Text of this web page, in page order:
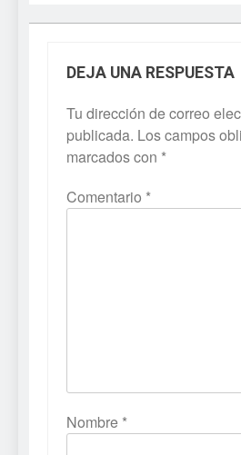
DEJA UNA RESPUESTA
Tu dirección de correo
publicada. Los campos
marcados con *
Comentario *
Nombre *